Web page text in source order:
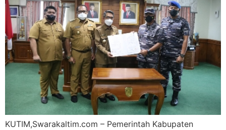
KUTIM,Swarakaltim.com – Pemerintah Kabupaten